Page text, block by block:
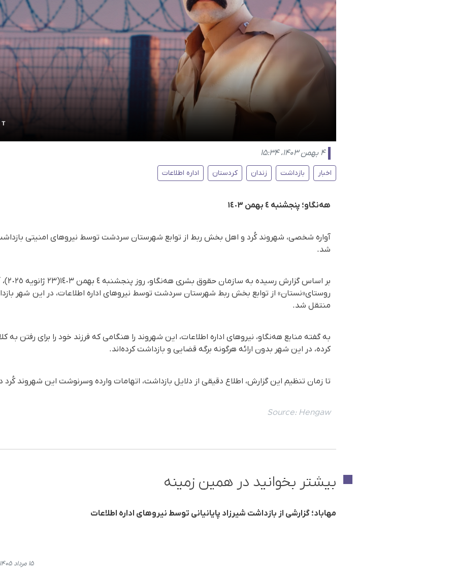
۴ بهمن ۱۴۰۳، ۱۵:۳۴
اخبار بازداشت زندان کردستان اداره اطلاعات
هەنگاو؛ پنجشنبە ٤ بهمن ١٤٠٣
آوارە شخصی، شهروند کُرد و اهل بخش ربط از توابع شهرستان سردشت توسط نیروهای امنیتی
شد.
روستای«نستان» از توابع بخش ربط شهرستان سردشت توسط نیروهای اداره اطلاعات، در این شهر
منتقل شد.
به گفته منابع هەنگاو، نیروهای اداره اطلاعات، این شهروند را هنگامی کە فرزند خود را برای رفتن
کردە، در این شهر بدون ارائه هرگونه برگه قضایی و بازداشت کردەاند.
تا زمان تنظیم این گزارش، اطلاع دقیقی از دلایل بازداشت، اتهامات وارده وسرنوشت این شهروند
Source: Hengaw
بیشتر بخوانید در همین زمینه
مهاباد؛ گزارشی از بازداشت شیرزاد پایانیانی توسط نیروهای اداره اطلاعات
۱۵ مرداد ۱۴۰۵، ۲۰:۳۴